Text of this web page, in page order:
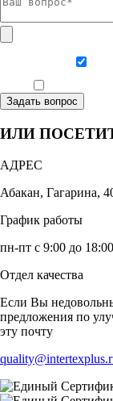
Задать вопрос
ИЛИ
АДРЕС
Абакан, Гагарина,
График работы
пн-пт с 9:00 до 18:00
Отдел качества
Если Вы
предложения по
эту почту